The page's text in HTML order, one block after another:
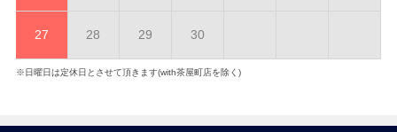
27 28 29 30
※日曜日は定休日とさせて頂きます(with茶屋町店を除く)